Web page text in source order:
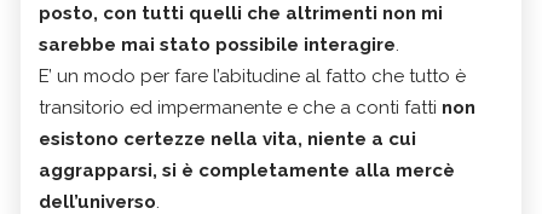
posto, con tutti quelli che altrimenti non mi
sarebbe mai stato possibile interagire.
E’ un modo per fare l’abitudine al fatto che tutto è
transitorio ed impermanente e che a conti fatti non
esistono certezze nella vita, niente a cui
aggrapparsi, si è completamente alla mercè
dell’universo.